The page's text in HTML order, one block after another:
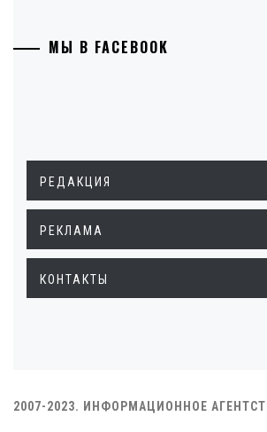
МЫ В FACEBOOK
РЕДАКЦИЯ
РЕКЛАМА
КОНТАКТЫ
2007-2023. ИНФОРМАЦИОННОЕ